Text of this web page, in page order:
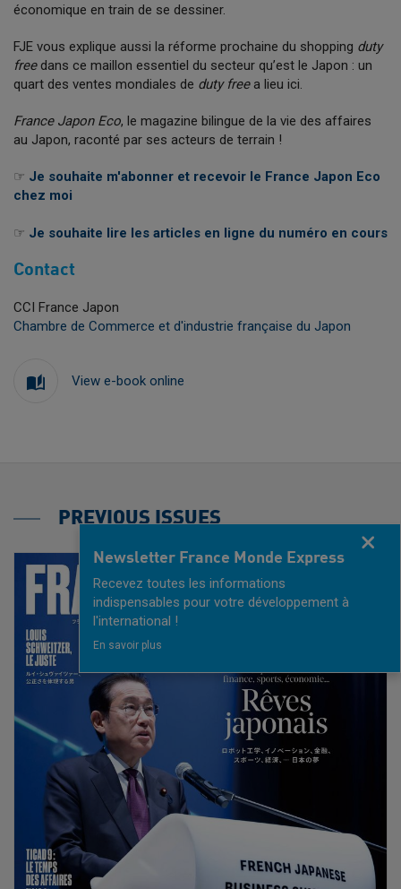
économique en train de se dessiner.
FJE vous explique aussi la réforme prochaine du shopping duty
free dans ce maillon essentiel du secteur qu’est le Japon : un
quart des ventes mondiales de duty freea lieu ici.
France Japon Eco, le magazine bilingue de la vie des affaires
au Japon, raconté par ses acteurs de terrain !
☞ Je souhaite m'abonner et recevoir le France Japon Eco
chez moi
☞ Je souhaite lire les articles en ligne du numéro en cours
Contact
CCI France Japon
Chambre de Commerce et d'industrie française du Japon
View e-book online
PREVIOUS ISSUES
Newsletter France Monde Express
Recevez toutes les informations
indispensables pour votre développement à
l'international !
En savoir plus